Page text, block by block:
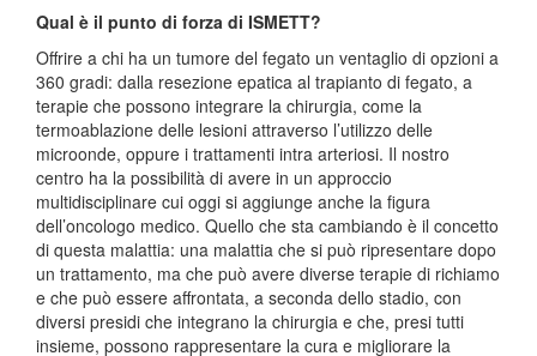
Qual è il punto di forza di ISMETT?
Offrire a chi ha un tumore del fegato un ventaglio di opzioni a
360 gradi: dalla resezione epatica al trapianto di fegato, a
terapie che possono integrare la chirurgia, come la
termoablazione delle lesioni attraverso l’utilizzo delle
microonde, oppure i trattamenti intra arteriosi. Il nostro
centro ha la possibilità di avere in un approccio
multidisciplinare cui oggi si aggiunge anche la figura
dell’oncologo medico. Quello che sta cambiando è il concetto
di questa malattia: una malattia che si può ripresentare dopo
un trattamento, ma che può avere diverse terapie di richiamo
e che può essere affrontata, a seconda dello stadio, con
diversi presidi che integrano la chirurgia e che, presi tutti
insieme, possono rappresentare la cura e migliorare la